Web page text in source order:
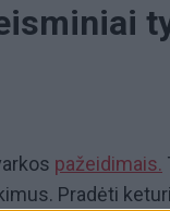
pažeidimais.
Pradėti keturi